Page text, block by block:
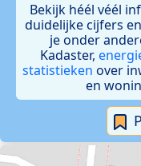
Bekijk héél véél
duidelijke cijfers
je onder
Kadaster,
statistieken over
en